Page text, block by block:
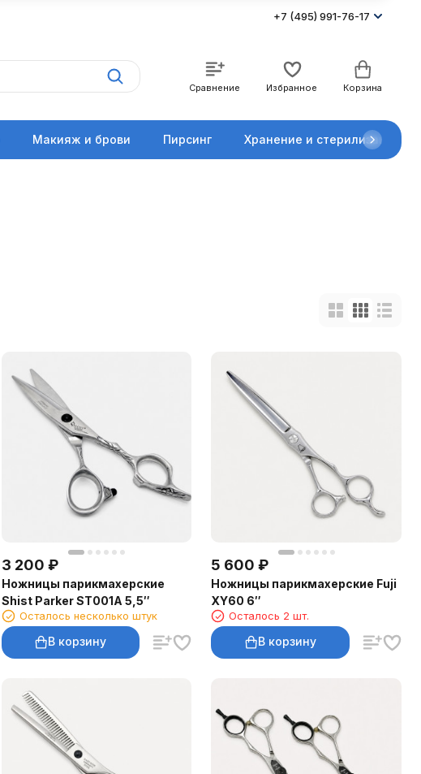
+7 (495) 991-76-17
Сравнение Избранное Корзина
Макияж и брови Пирсинг Хранение и стерилизация
3 200 ₽
Ножницы парикмахерские
Shist Parker ST001A 5,5″
Осталось несколько штук
В корзину
5 600 ₽
Ножницы парикмахерские Fuji
XY60 6″
Осталось 2 шт.
В корзину